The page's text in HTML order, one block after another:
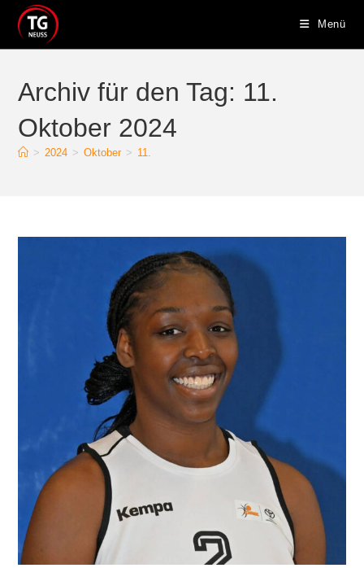
Inhalt
springen
Menü
Archiv für den Tag: 11.
Oktober 2024
> 2024 > Oktober > 11.